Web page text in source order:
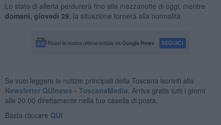
Lo stato di allerta perdurerà fino alla mezzanotte di oggi, mentre
domani, giovedì 29 , la situazione tornerà alla normalità.
Se vuoi leggere le notizie principali della Toscana iscriviti alla
Newsletter QUInews - ToscanaMedia. Arriva gratis tutti i giorni
alle 20:00 direttamente nella tua casella di posta.
Basta cliccare QUI